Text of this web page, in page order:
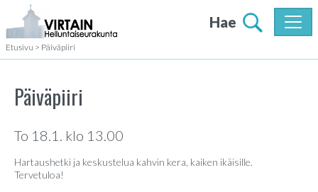
Hae
Etusivu > Päiväpiiri
Päiväpiiri
To 18.1. klo 13.00
Hartaushetki ja keskustelua kahvin kera, kaiken ikäisille.
Tervetuloa!